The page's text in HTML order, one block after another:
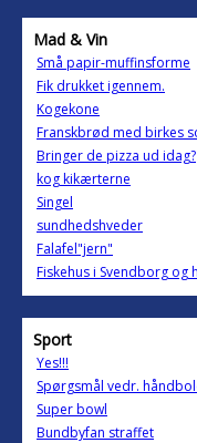
Mad & Vin
Små papir-muffinsforme
Fik drukket igennem.
Kogekone
Franskbrød med birkes
Bringer de pizza ud idag?
kog kikærterne
Singel
sundhedshveder
Falafel"jern"
Fiskehus i Svendborg og
Sport
Yes!!!
Spørgsmål vedr.
Super bowl
Bundbyfan straffet